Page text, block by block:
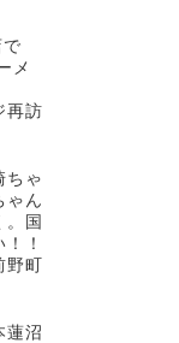
で
メ
再訪
ちゃ
ゃん
国
！
町
蓮沼